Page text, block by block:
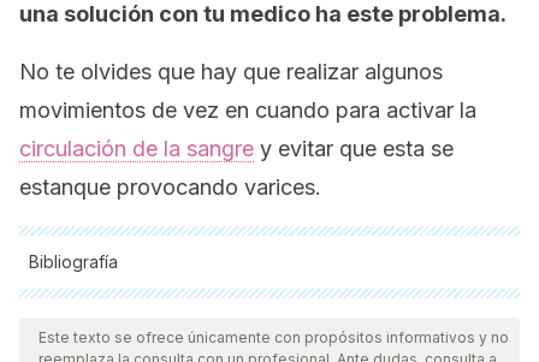
una solución con tu medico ha este problema.
No te olvides que hay que realizar algunos
movimientos de vez en cuando para activar la
circulación de la sangre y evitar que esta se
estanque provocando varices.
Bibliografía
Todas las fuentes citadas fueron revisadas a profundidad por
nuestro equipo, para asegurar su calidad, confiabilidad,
Este texto se ofrece únicamente con propósitos informativos y no